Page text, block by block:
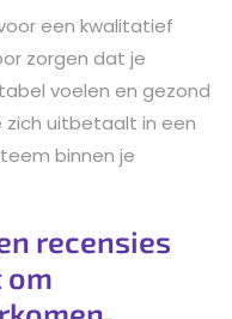
een kwalitatief
zorgen dat je
voelen en gezond
zich uitbetaalt in een
binnen je
recensies
om